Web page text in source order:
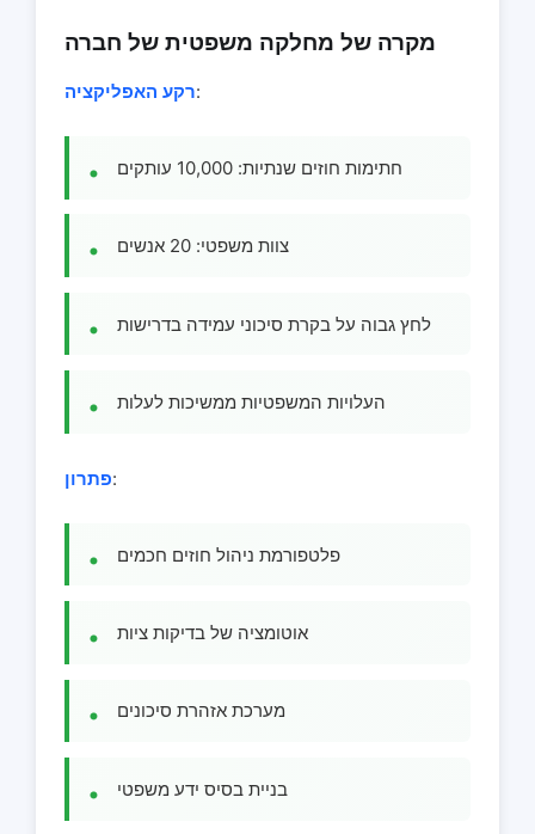
מקרה של מחלקה משפטית של חברה
רקע האפליקציה:
חתימות חוזים שנתיות: 10,000 עותקים
צוות משפטי: 20 אנשים
לחץ גבוה על בקרת סיכוני עמידה בדרישות
העלויות המשפטיות ממשיכות לעלות
פתרון:
פלטפורמת ניהול חוזים חכמים
אוטומציה של בדיקות ציות
מערכת אזהרת סיכונים
בניית בסיס ידע משפטי